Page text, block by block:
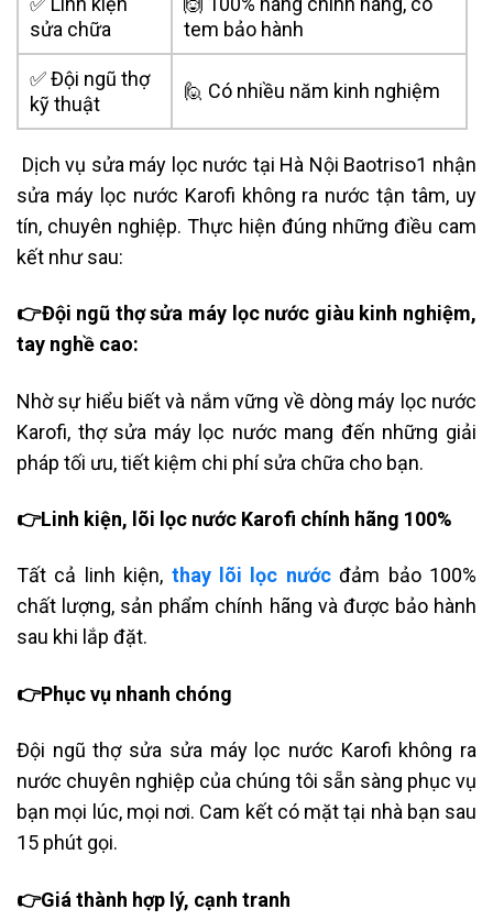
sửa chữa
tem bảo hành
✅ Đội ngũ thợ
kỹ thuật
🙋 Có nhiều năm kinh nghiệm
Dịch vụ sửa máy lọc nước tại Hà Nội Baotriso1 nhận
sửa máy lọc nước Karofi không ra nước tận tâm, uy
tín, chuyên nghiệp. Thực hiện đúng những điều cam
kết như sau:
👉Đội ngũ thợ sửa máy lọc nước giàu kinh nghiệm,
tay nghề cao:
Nhờ sự hiểu biết và nắm vững về dòng máy lọc nước
Karofi, thợ sửa máy lọc nước mang đến những giải
pháp tối ưu, tiết kiệm chi phí sửa chữa cho bạn.
👉Linh kiện, lõi lọc nước Karofi chính hãng 100%
Tất cả linh kiện, thay lõi lọc nướcđảm bảo 100%
chất lượng, sản phẩm chính hãng và được bảo hành
sau khi lắp đặt.
👉Phục vụ nhanh chóng
Đội ngũ thợ sửa sửa máy lọc nước Karofi không ra
nước chuyên nghiệp của chúng tôi sẵn sàng phục vụ
bạn mọi lúc, mọi nơi. Cam kết có mặt tại nhà bạn sau
15 phút gọi.
👉Giá thành hợp lý, cạnh tranh